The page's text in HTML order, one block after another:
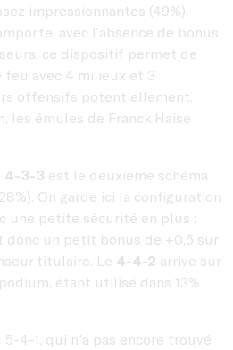
impressionnantes (49%).
avec l’absence de bonus
ce dispositif permet de
feu avec 4 milieux et 3
offensifs potentiellement.
les émules de Franck Haise
4-3-3 est le deuxième schéma
On garde ici la configuration
une petite sécurité en plus :
donc un petit bonus de +0,5 sur
titulaire. Le 4-4-2 arrive sur
étant utilisé dans 13%
4-1, qui n'a pas encore trouvé